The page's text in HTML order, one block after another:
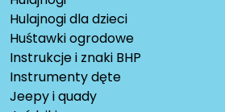
Hulajnogi dla dzieci
Huśtawki ogrodowe
Instrukcje i znaki BHP
Instrumenty dęte
Jeepy i quady